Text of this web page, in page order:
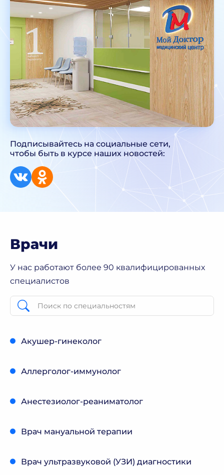
Подписывайтесь на социальные сети,
чтобы быть в курсе наших новостей:
Врачи
У нас работают более 90 квалифицированных
специалистов
Акушер-гинеколог
Аллерголог-иммунолог
Анестезиолог-реаниматолог
Врач мануальной терапии
Врач ультразвуковой (УЗИ) диагностики